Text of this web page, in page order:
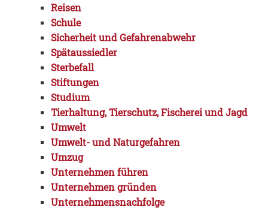
Reisen
Schule
Sicherheit und Gefahrenabwehr
Spätaussiedler
Sterbefall
Stiftungen
Studium
Tierhaltung, Tierschutz, Fischerei und Jagd
Umwelt
Umwelt- und Naturgefahren
Umzug
Unternehmen führen
Unternehmen gründen
Unternehmensnachfolge